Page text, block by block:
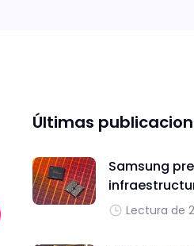
Últimas
Samsung
Lectura de